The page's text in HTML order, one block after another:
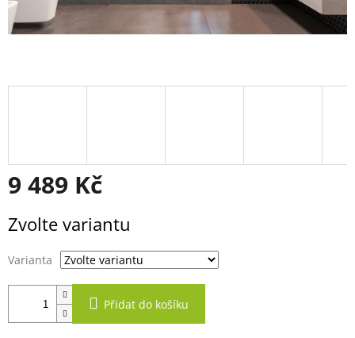
9 489 Kč
cena:
Zvolte variantu
Varianta
Přidat do košíku